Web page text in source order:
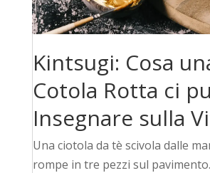
Kintsugi: Cosa
Cotola Rotta ci
Insegnare sulla
Una ciotola da tè scivola dalle
rompe in tre pezzi sul